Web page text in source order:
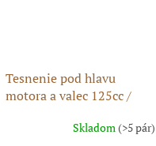
Tesnenie pod hlavu
motora a valec 125cc /
Skladom(>5 pár)